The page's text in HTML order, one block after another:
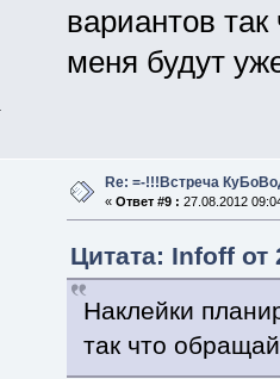
вариантов
меня будут
Re: =-!!!Встреча
« Ответ #9 : 27.08.2012
Цитата: Infoff от
Наклейки
так что